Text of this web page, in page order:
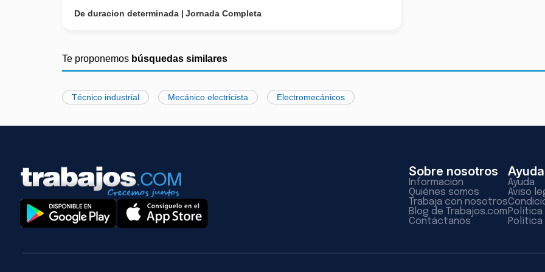
De duracion determinada
Jornada Completa
Te proponemos búsquedas similares
Técnico industrial Mecánico electricista Electromecánicos
Sobre nosotros
Información
Quiénes somos
Trabaja con nosotros
Blog de Trabajos.com
Contáctanos
Ayuda
Ayuda
Aviso
Política